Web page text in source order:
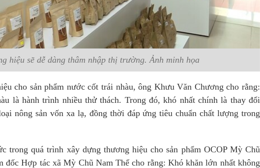
hiệu sẽ dễ dàng thâm nhập thị trường. Ảnh minh họa
cho sản phẩm nước cốt trái nhàu, ông Khưu Văn Chương cho rằng:
là hành trình nhiều thử thách. Trong đó, khó nhất chính là thay đổi
nông sản vốn xa lạ, đồng thời đáp ứng tiêu chuẩn chất lượng trong
trong quá trình xây dựng thương hiệu cho sản phẩm OCOP Mỳ Chũ
đốc Hợp tác xã Mỳ Chũ Nam Thể cho rằng: Khó khăn lớn nhất không